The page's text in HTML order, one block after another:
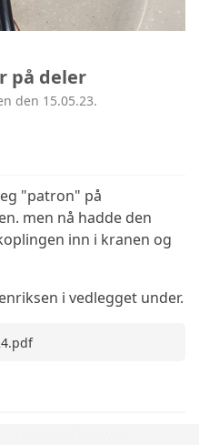
på deler
den 15.05.23.
"patron" på
men nå hadde den
inn i kranen og
i vedlegget under.